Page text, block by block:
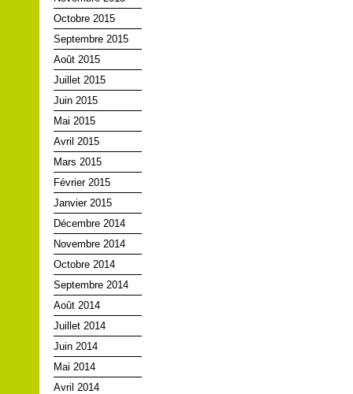
Octobre 2015
Septembre 2015
Août 2015
Juillet 2015
Juin 2015
Mai 2015
Avril 2015
Mars 2015
Février 2015
Janvier 2015
Décembre 2014
Novembre 2014
Octobre 2014
Septembre 2014
Août 2014
Juillet 2014
Juin 2014
Mai 2014
Avril 2014